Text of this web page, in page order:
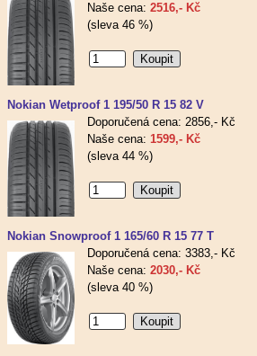
Naše cena: 2516,- Kč
(sleva 46 %)
Nokian Wetproof 1 195/50 R 15 82 V
Doporučená cena: 2856,- Kč
Naše cena: 1599,- Kč
(sleva 44 %)
Nokian Snowproof 1 165/60 R 15 77 T
Doporučená cena: 3383,- Kč
Naše cena: 2030,- Kč
(sleva 40 %)